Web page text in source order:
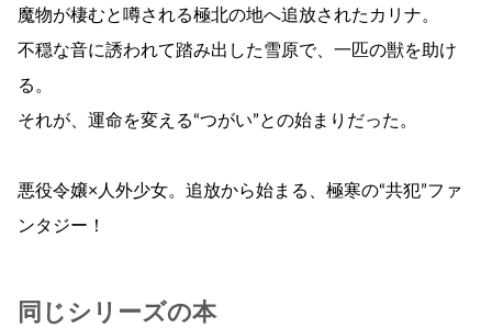
魔物が棲むと噂される極北の地へ追放されたカリナ。
不穏な音に誘われて踏み出した雪原で、一匹の獣を助け
る。
それが、運命を変える“つがい”との始まりだった。
悪役令嬢×人外少女。追放から始まる、極寒の“共犯”ファ
ンタジー！
同じシリーズの本